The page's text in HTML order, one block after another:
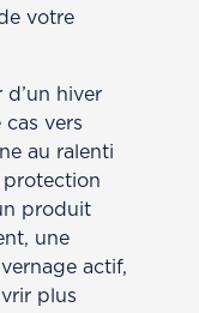
votre
hiver
vers
au ralenti
protection
produit
une
actif,
plus